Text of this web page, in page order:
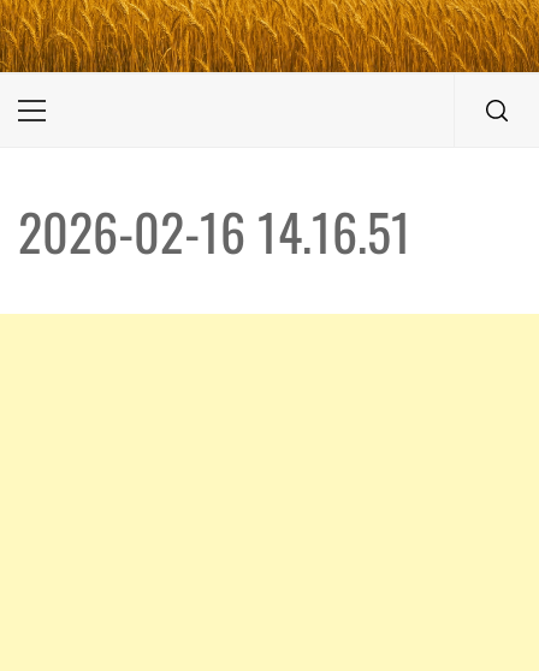
UKRAINE-IS
ПОДОРОЖI ПО УКРАЇНІ
Primary
2026-02-16 14.16.51